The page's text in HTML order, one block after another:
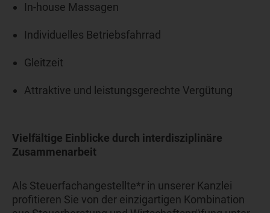
In-house Massagen
Individuelles Betriebsfahrrad
Gleitzeit
Attraktive und leistungsgerechte Vergütung
Vielfältige Einblicke durch interdisziplinäre
Zusammenarbeit
Als Steuerfachangestellte*r in unserer Kanzlei
profitieren Sie von der einzigartigen Kombination